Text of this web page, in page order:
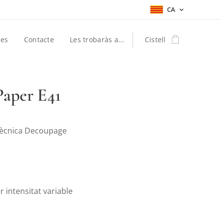
CA
Contacte Les trobaràs a... Cistell
E41
Decoupage
intensitat variable